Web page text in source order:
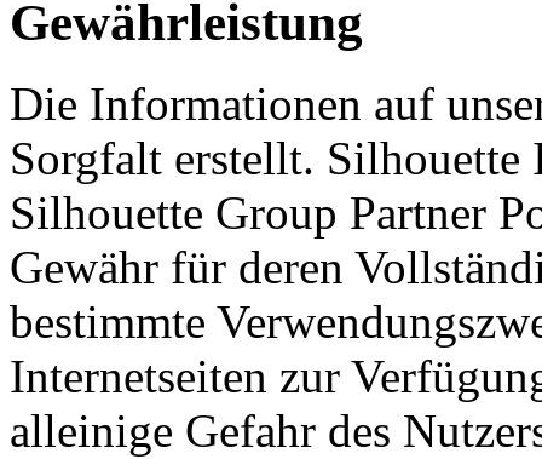
Gewährleistung
Die Informationen auf
Sorgfalt erstellt.
Silhouette Group Partner
Gewähr für deren
bestimmte
Internetseiten zur
alleinige Gefahr des